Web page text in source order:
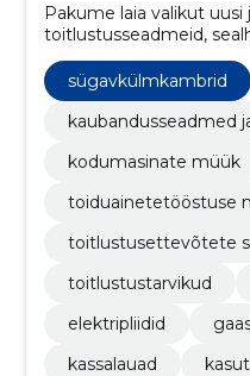
Pakume laia valikut
toitlustusseadmeid,
hooldusteenuseid.
sügavkülmkambrid
kaubandusseadmed
kodumasinate müük
toiduainetetööstuse
toitlustusettevõtete
toitlustustarvikud
elektripliidid
kassalauad